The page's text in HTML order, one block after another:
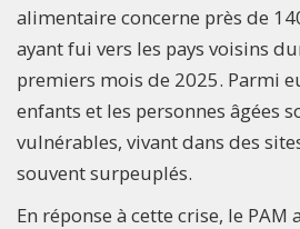
alimentaire concerne près de
ayant fui vers les pays voisins
premiers mois de 2025. Parmi
enfants et les personnes âgées
vulnérables, vivant dans des
souvent surpeuplés.
En réponse à cette crise, le PAM